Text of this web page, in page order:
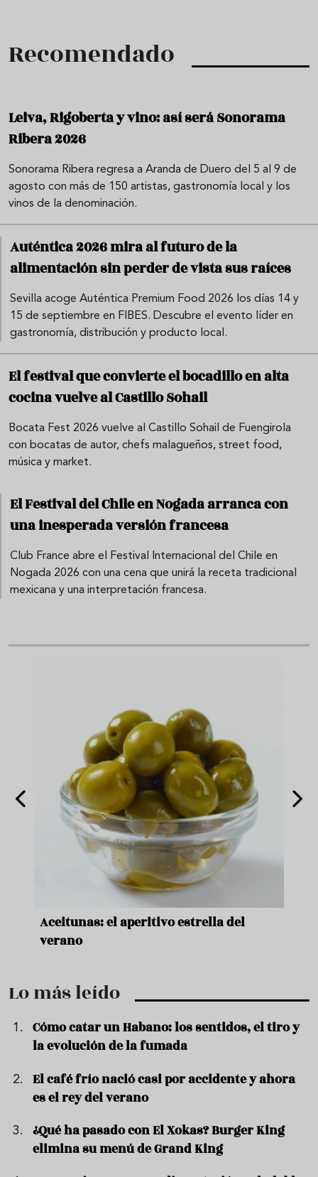
Recomendado
Leiva, Rigoberta y vino: así será Sonorama
Ribera 2026
Sonorama Ribera regresa a Aranda de Duero del 5 al 9 de
agosto con más de 150 artistas, gastronomía local y los
vinos de la denominación.
Auténtica 2026 mira al futuro de la
alimentación sin perder de vista sus raíces
Sevilla acoge Auténtica Premium Food 2026 los días 14 y
15 de septiembre en FIBES. Descubre el evento líder en
gastronomía, distribución y producto local.
El festival que convierte el bocadillo en alta
cocina vuelve al Castillo Sohail
Bocata Fest 2026 vuelve al Castillo Sohail de Fuengirola
con bocatas de autor, chefs malagueños, street food,
música y market.
El Festival del Chile en Nogada arranca con
una inesperada versión francesa
Club France abre el Festival Internacional del Chile en
Nogada 2026 con una cena que unirá la receta tradicional
mexicana y una interpretación francesa.
Aceitunas: el aperitivo estrella del
verano
Lo más leído
Cómo catar un Habano: los sentidos, el tiro y
la evolución de la fumada
El café frío nació casi por accidente y ahora
es el rey del verano
¿Qué ha pasado con El Xokas? Burger King
elimina su menú de Grand King